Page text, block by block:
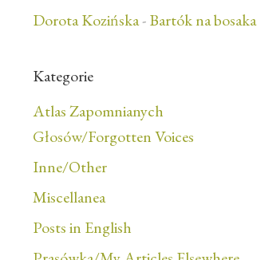
Dorota Kozińska-Bartók na bosaka
Kategorie
Atlas Zapomnianych
Głosów/Forgotten Voices
Inne/Other
Miscellanea
Posts in English